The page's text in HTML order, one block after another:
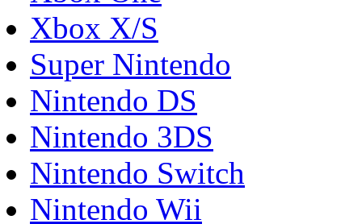
Xbox X/S
Super Nintendo
Nintendo DS
Nintendo 3DS
Nintendo Switch
Nintendo Wii